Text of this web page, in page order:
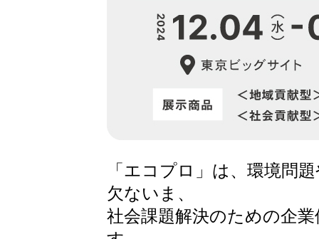
「エコプロ」は、環境問
欠ないま、
社会課題解決のための企